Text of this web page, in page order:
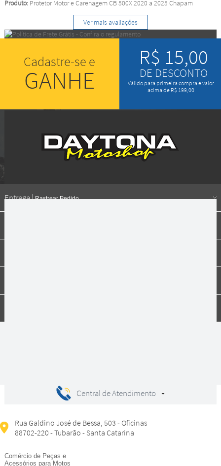
Produto:Protetor Motor e Carenagem CB 500X 2020 a 2025 Chapam
Ver mais avaliações
Cadastre-se e
GANHE
R$ 15,00
DE DESCONTO
Válido para primeira compra e valor
acima de R$ 199,00
Entrega |Rastrear Pedido
Central de Atendimento
Rua Galdino José de Bessa, 503 - Oficinas
88702-220 - Tubarão - Santa Catarina
Comércio de Peças e
Acessórios para Motos